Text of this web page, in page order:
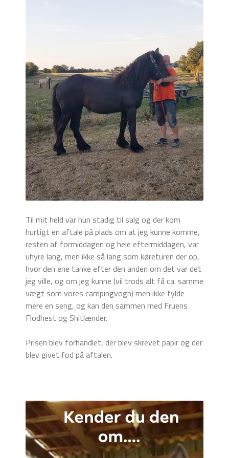
Til mit held var hun stadig til salg og der kom
hurtigt en aftale på plads om at jeg kunne komme,
resten af formiddagen og hele eftermiddagen, var
uhyre lang, men ikke så lang som køreturen der op,
hvor den ene tanke efter den anden om det var det
jeg ville, og om jeg kunne (vil trods alt få ca. samme
vægt som vores campingvogn) men ikke fylde
mere en seng, og kan den sammen med Fruens
Flodhest og Shitlænder.
Prisen blev forhandlet, der blev skrevet papir og der
blev givet fod på aftalen.